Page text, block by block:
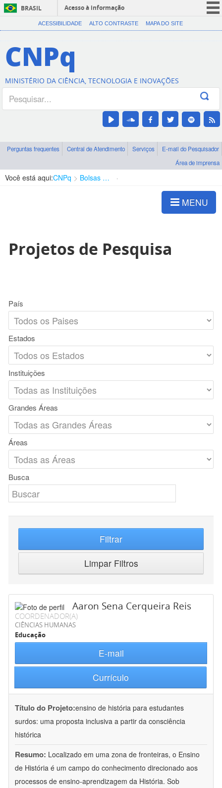
BRASIL
Acesso à informação
CORONAVÍRUS (COVID-19)
Canais
ACESSIBILIDADE ALTO CONTRASTE MAPA DO SITE
CNPq
MINISTÉRIO DA CIÊNCIA, TECNOLOGIA E INOVAÇÕES
Perguntas frequentes Central de Atendimento Serviços
E-mail do Pesquisador
Área de imprensa
Você está aqui:CNPq Bolsas e Auxílios Vigentes
MENU
Projetos de Pesquisa
País
Estados
Instituições
Grandes Áreas
Áreas
Busca
Filtrar
Limpar Filtros
Aaron Sena Cerqueira Reis
COORDENADOR(A)
CIÊNCIAS HUMANAS
Educação
E-mail
Currículo
Título do Projeto:ensino de história para estudantes
surdos: uma proposta inclusiva a partir da consciência
histórica
Resumo: Localizado em uma zona de fronteiras, o Ensino
de História é um campo do conhecimento direcionado aos
processos de ensino-aprendizagem da História. Sob